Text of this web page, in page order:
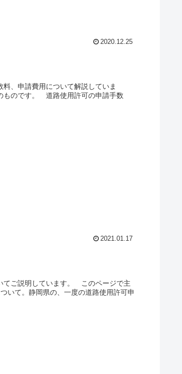
2020.12.25
、申請費用について解説していま
ものです。 道路使用許可の申請手数
2021.01.17
てご説明しています。 このページで主
いて。静岡県の、一度の道路使用許可申